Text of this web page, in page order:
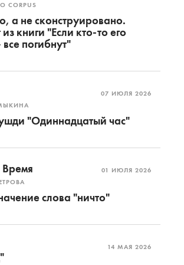
CORPUS
а не сконструировано.
книги "Если кто-то его
погибнут"
07 ИЮЛЯ 2026
"Одиннадцатый час"
01 ИЮЛЯ 2026
слова "ничто"
14 МАЯ 2026